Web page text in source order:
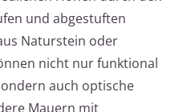
und abgestuften
Naturstein oder
nicht nur funktional
auch optische
Mauern mit